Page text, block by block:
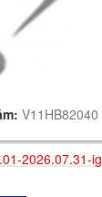
V11HB82040
2026.07.31-ig